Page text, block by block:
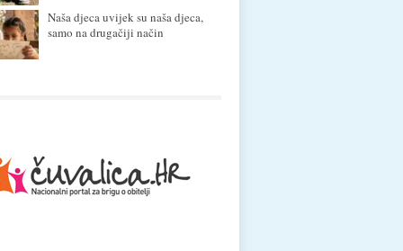
Naša djeca uvijek su naša djeca,
samo na drugačiji način